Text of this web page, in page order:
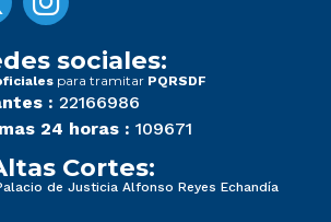
sociales:
para tramitar PQRSDF
: 22166986
24 horas : 109671
Cortes:
de Justicia Alfonso Reyes Echandía